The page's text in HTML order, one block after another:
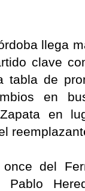
llega
clave
tabla de
en
Zapata en
del